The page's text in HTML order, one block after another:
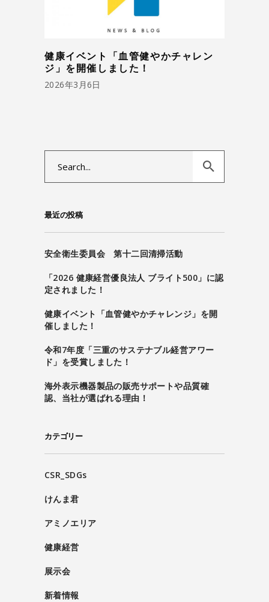
健康イベント「血管健やかチャレン
ジ」を開催しました！
2026年3月6日
最近の投稿
安全衛生委員会 第十二回清掃活動
「2026 健康経営優良法人 ブライト500」に認
定されました！
健康イベント「血管健やかチャレンジ」を開
催しました！
令和7年度「三重のサステナブル経営アワー
ド」を受賞しました！
海外表示機器製品の販売サポートや品質確
認、当社が選ばれる理由！
カテゴリー
CSR_SDGs
けんま君
アミノエリア
健康経営
展示会
新着情報